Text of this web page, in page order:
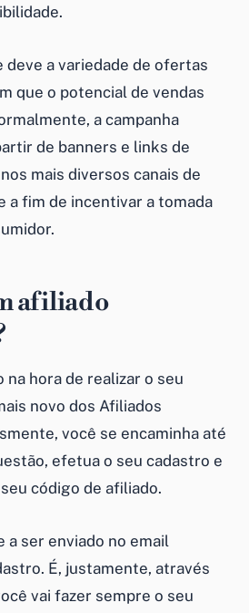
deve a variedade de ofertas
que o potencial de vendas
a campanha
de banners e links de
mais diversos canais de
a fim de incentivar a tomada
afiliado
hora de realizar o seu
novo dos Afiliados
você se encaminha até
efetua o seu cadastro e
código de afiliado.
a ser enviado no email
É, justamente, através
vai fazer sempre o seu